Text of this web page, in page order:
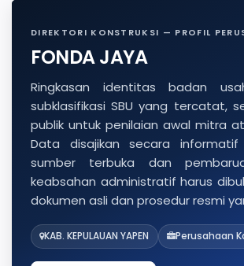
DIREKTORI KONSTRUKSI — PROFIL
FONDA JAYA
Ringkasan identitas badan
subklasifikasi SBU yang tercatat,
publik untuk penilaian awal mitra
Data disajikan secara informatif
sumber terbuka dan
keabsahan administratif harus
dokumen asli dan prosedur resmi
KAB. KEPULAUAN YAPEN Perusahaan